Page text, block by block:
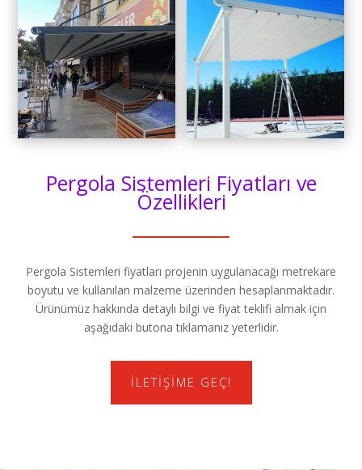
Pergola Sistemleri Fiyatları ve
Özellikleri
Pergola Sistemleri fiyatları projenin uygulanacağı metrekare
boyutu ve kullanılan malzeme üzerinden hesaplanmaktadır.
Ürünümüz hakkında detaylı bilgi ve fiyat teklifi almak için
aşağıdaki butona tıklamanız yeterlidir.
İLETIŞIME GEÇ!